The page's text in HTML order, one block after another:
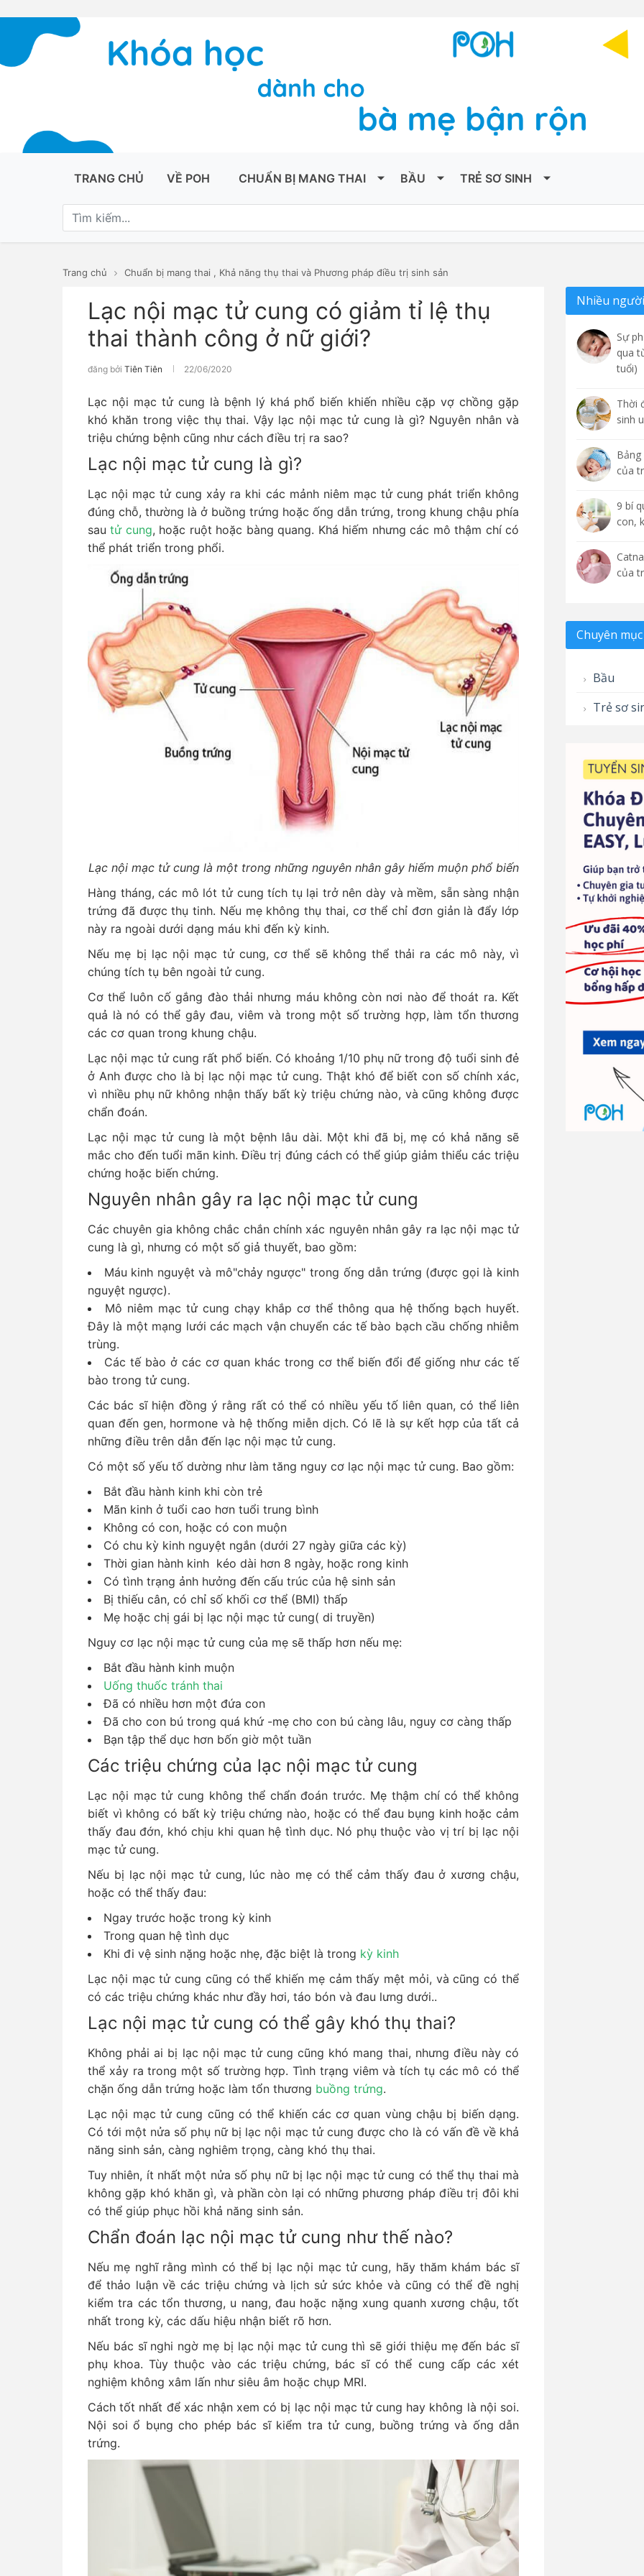
TRANG CHỦ VỀ POH CHUẨN BỊ MANG THAI BẦU TRẺ SƠ SINH
Trang chủ Chuẩn bị mang thai , Khả năng thụ thai và Phương pháp điều trị sinh sản
Lạc nội mạc tử cung có giảm tỉ lệ thụ
thai thành công ở nữ giới?
đăng bởi Tiên Tiên 22/06/2020
Lạc nội mạc tử cung là bệnh lý khá phổ biến khiến nhiều cặp vợ chồng gặp
khó khăn trong việc thụ thai. Vậy lạc nội mạc tử cung là gì? Nguyên nhân và
triệu chứng bệnh cũng như cách điều trị ra sao?
Lạc nội mạc tử cung là gì?
Lạc nội mạc tử cung xảy ra khi các mảnh niêm mạc tử cung phát triển không
đúng chỗ, thường là ở buồng trứng hoặc ống dẫn trứng, trong khung chậu phía
sautử cung, hoặc ruột hoặc bàng quang. Khá hiếm nhưng các mô thậm chí có
thể phát triển trong phổi.
Lạc nội mạc tử cung là một trong những nguyên nhân gây hiếm muộn phổ biến
Hàng tháng, các mô lót tử cung tích tụ lại trở nên dày và mềm, sẵn sàng nhận
trứng đã được thụ tinh. Nếu mẹ không thụ thai, cơ thể chỉ đơn giản là đẩy lớp
này ra ngoài dưới dạng máu khi đến kỳ kinh.
Nếu mẹ bị lạc nội mạc tử cung, cơ thể sẽ không thể thải ra các mô này, vì
chúng tích tụ bên ngoài tử cung.
Cơ thể luôn cố gắng đào thải nhưng máu không còn nơi nào để thoát ra. Kết
quả là nó có thể gây đau, viêm và trong một số trường hợp, làm tổn thương
các cơ quan trong khung chậu.
Lạc nội mạc tử cung rất phổ biến. Có khoảng 1/10 phụ nữ trong độ tuổi sinh đẻ
ở Anh được cho là bị lạc nội mạc tử cung. Thật khó để biết con số chính xác,
vì nhiều phụ nữ không nhận thấy bất kỳ triệu chứng nào, và cũng không được
chẩn đoán.
Lạc nội mạc tử cung là một bệnh lâu dài. Một khi đã bị, mẹ có khả năng sẽ
mắc cho đến tuổi mãn kinh. Điều trị đúng cách có thể giúp giảm thiểu các triệu
chứng hoặc biến chứng.
Nguyên nhân gây ra lạc nội mạc tử cung
Các chuyên gia không chắc chắn chính xác nguyên nhân gây ra lạc nội mạc tử
cung là gì, nhưng có một số giả thuyết, bao gồm:
Máu kinh nguyệt và mô"chảy ngược" trong ống dẫn trứng (được gọi là kinh
nguyệt ngược).
Mô niêm mạc tử cung chạy khắp cơ thể thông qua hệ thống bạch huyết.
Đây là một mạng lưới các mạch vận chuyển các tế bào bạch cầu chống nhiễm
trùng.
Các tế bào ở các cơ quan khác trong cơ thể biến đổi để giống như các tế
bào trong tử cung.
Các bác sĩ hiện đồng ý rằng rất có thể có nhiều yếu tố liên quan, có thể liên
quan đến gen, hormone và hệ thống miễn dịch. Có lẽ là sự kết hợp của tất cả
những điều trên dẫn đến lạc nội mạc tử cung.
Có một số yếu tố dường như làm tăng nguy cơ lạc nội mạc tử cung. Bao gồm:
Bắt đầu hành kinh khi còn trẻ
Mãn kinh ở tuổi cao hơn tuổi trung bình
Không có con, hoặc có con muộn
Có chu kỳ kinh nguyệt ngắn (dưới 27 ngày giữa các kỳ)
Thời gian hành kinh kéo dài hơn 8 ngày, hoặc rong kinh
Có tình trạng ảnh hưởng đến cấu trúc của hệ sinh sản
Bị thiếu cân, có chỉ số khối cơ thể (BMI) thấp
Mẹ hoặc chị gái bị lạc nội mạc tử cung( di truyền)
Nguy cơ lạc nội mạc tử cung của mẹ sẽ thấp hơn nếu mẹ:
Bắt đầu hành kinh muộn
Uống thuốc tránh thai
Đã có nhiều hơn một đứa con
Đã cho con bú trong quá khứ -mẹ cho con bú càng lâu, nguy cơ càng thấp
Bạn tập thể dục hơn bốn giờ một tuần
Các triệu chứng của lạc nội mạc tử cung
Lạc nội mạc tử cung không thể chẩn đoán trước. Mẹ thậm chí có thể không
biết vì không có bất kỳ triệu chứng nào, hoặc có thể đau bụng kinh hoặc cảm
thấy đau đớn, khó chịu khi quan hệ tình dục. Nó phụ thuộc vào vị trí bị lạc nội
mạc tử cung.
Nếu bị lạc nội mạc tử cung, lúc nào mẹ có thể cảm thấy đau ở xương chậu,
hoặc có thể thấy đau:
Ngay trước hoặc trong kỳ kinh
Trong quan hệ tình dục
Khi đi vệ sinh nặng hoặc nhẹ, đặc biệt là trong kỳ kinh
Lạc nội mạc tử cung cũng có thể khiến mẹ cảm thấy mệt mỏi, và cũng có thể
có các triệu chứng khác như đầy hơi, táo bón và đau lưng dưới..
Lạc nội mạc tử cung có thể gây khó thụ thai?
Không phải ai bị lạc nội mạc tử cung cũng khó mang thai, nhưng điều này có
thể xảy ra trong một số trường hợp. Tình trạng viêm và tích tụ các mô có thể
chặn ống dẫn trứng hoặc làm tổn thương buồng trứng.
Lạc nội mạc tử cung cũng có thể khiến các cơ quan vùng chậu bị biến dạng.
Có tới một nửa số phụ nữ bị lạc nội mạc tử cung được cho là có vấn đề về khả
năng sinh sản, càng nghiêm trọng, càng khó thụ thai.
Tuy nhiên, ít nhất một nửa số phụ nữ bị lạc nội mạc tử cung có thể thụ thai mà
không gặp khó khăn gì, và phần còn lại có những phương pháp điều trị đôi khi
có thể giúp phục hồi khả năng sinh sản.
Chẩn đoán lạc nội mạc tử cung như thế nào?
Nếu mẹ nghĩ rằng mình có thể bị lạc nội mạc tử cung, hãy thăm khám bác sĩ
để thảo luận về các triệu chứng và lịch sử sức khỏe và cũng có thể đề nghị
kiểm tra các tổn thương, u nang, đau hoặc nặng xung quanh xương chậu, tốt
nhất trong kỳ, các dấu hiệu nhận biết rõ hơn.
Nếu bác sĩ nghi ngờ mẹ bị lạc nội mạc tử cung thì sẽ giới thiệu mẹ đến bác sĩ
phụ khoa. Tùy thuộc vào các triệu chứng, bác sĩ có thể cung cấp các xét
nghiệm không xâm lấn như siêu âm hoặc chụp MRI.
Cách tốt nhất để xác nhận xem có bị lạc nội mạc tử cung hay không là nội soi.
Nội soi ổ bụng cho phép bác sĩ kiểm tra tử cung, buồng trứng và ống dẫn
trứng.
Nhiều
Sự
qua
tuổi)
Thời
sinh
Bảng
của
9 bí
con,
của
Chuyên
Bầu
Trẻ sơ